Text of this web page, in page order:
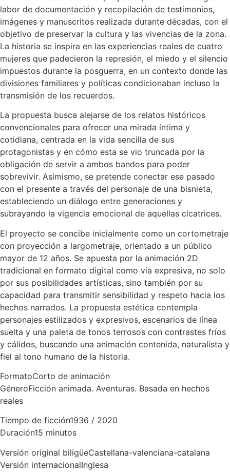
labor de documentación y recopilación de testimonios,
imágenes y manuscritos realizada durante décadas, con el
objetivo de preservar la cultura y las vivencias de la zona.
La historia se inspira en las experiencias reales de cuatro
mujeres que padecieron la represión, el miedo y el silencio
impuestos durante la posguerra, en un contexto donde las
divisiones familiares y políticas condicionaban incluso la
transmisión de los recuerdos.
La propuesta busca alejarse de los relatos históricos
convencionales para ofrecer una mirada íntima y
cotidiana, centrada en la vida sencilla de sus
protagonistas y en cómo esta se vio truncada por la
obligación de servir a ambos bandos para poder
sobrevivir. Asimismo, se pretende conectar ese pasado
con el presente a través del personaje de una bisnieta,
estableciendo un diálogo entre generaciones y
subrayando la vigencia emocional de aquellas cicatrices.
El proyecto se concibe inicialmente como un cortometraje
con proyección a largometraje, orientado a un público
mayor de 12 años. Se apuesta por la animación 2D
tradicional en formato digital como vía expresiva, no solo
por sus posibilidades artísticas, sino también por su
capacidad para transmitir sensibilidad y respeto hacia los
hechos narrados. La propuesta estética contempla
personajes estilizados y expresivos, escenarios de línea
suelta y una paleta de tonos terrosos con contrastes fríos
y cálidos, buscando una animación contenida, naturalista y
fiel al tono humano de la historia.
FormatoCorto de animación
GéneroFicción animada. Aventuras. Basada en hechos
reales
Tiempo de ficción1936 / 2020
Duración15 minutos
Versión original biligüeCastellana-valenciana-catalana
Versión internacionalInglesa